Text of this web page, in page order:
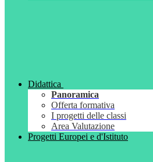
Didattica
Panoramica
Offerta formativa
I progetti delle classi
Area Valutazione
Progetti Europei e d'Istituto